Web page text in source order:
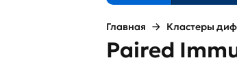
Главная Кластеры
Paired